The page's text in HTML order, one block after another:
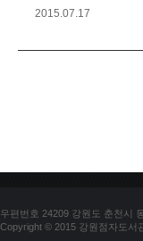
2015.07.17
우편번호 24209 강원도 춘천시
Copyright © 2015 강원점자도서